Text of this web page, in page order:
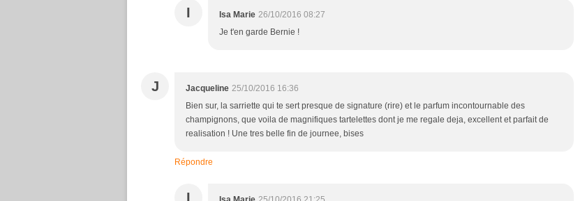
I Isa Marie 26/10/2016 08:27
Je t'en garde Bernie !
J Jacqueline 25/10/2016 16:36
Bien sur, la sarriette qui te sert presque de signature (rire) et le parfum incontournable des
champignons, que voila de magnifiques tartelettes dont je me regale deja, excellent et parfait de
realisation ! Une tres belle fin de journee, bises
Répondre
I